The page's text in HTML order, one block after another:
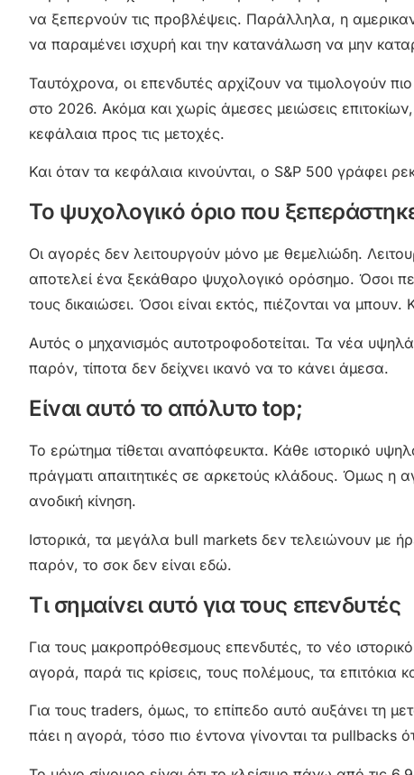
να ξεπερνούν τις προβλέψεις. Παράλληλα, η
να παραμένει ισχυρή και την κατανάλωση να μην
Ταυτόχρονα, οι επενδυτές αρχίζουν να τιμολογούν
στο 2026. Ακόμα και χωρίς άμεσες μειώσεις
κεφάλαια προς τις μετοχές.
Και όταν τα κεφάλαια κινούνται, ο S&P 500 γράφει
Το ψυχολογικό όριο που
Οι αγορές δεν λειτουργούν μόνο με θεμελιώδη.
αποτελεί ένα ξεκάθαρο ψυχολογικό ορόσημο. Όσοι
τους δικαιώσει. Όσοι είναι εκτός, πιέζονται να μπουν.
Αυτός ο μηχανισμός αυτοτροφοδοτείται. Τα νέα
παρόν, τίποτα δεν δείχνει ικανό να το κάνει άμεσα.
Είναι αυτό το απόλυτο top;
Το ερώτημα τίθεται αναπόφευκτα. Κάθε ιστορικό
πράγματι απαιτητικές σε αρκετούς κλάδους. Όμως η
ανοδική κίνηση.
Ιστορικά, τα μεγάλα bull markets δεν τελειώνουν με
παρόν, το σοκ δεν είναι εδώ.
Τι σημαίνει αυτό για τους επενδυτές
Για τους μακροπρόθεσμους επενδυτές, το νέο
αγορά, παρά τις κρίσεις, τους πολέμους, τα επιτόκια
Για τους traders, όμως, το επίπεδο αυτό αυξάνει τη
πάει η αγορά, τόσο πιο έντονα γίνονται τα pullbacks